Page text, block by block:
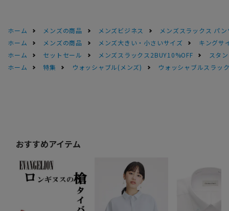
ホーム メンズの商品 メンズビジネス
メンズスラックス パン
ホーム
メンズの商品 メンズ大きい・小さいサイズ
キングサ
ホーム
セットセール メンズスラックス2BUY10%OFF
スタ
ホーム
特集 ウォッシャブル(メンズ) ウォッシャブルスラッ